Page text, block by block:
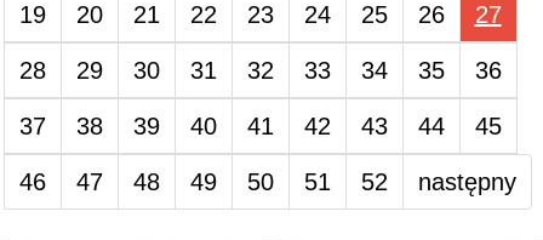
19 20 21 22 23 24 25 26 27
28 29 30 31 32 33 34 35 36
37 38 39 40 41 42 43 44 45
46 47 48 49 50 51 52 następny